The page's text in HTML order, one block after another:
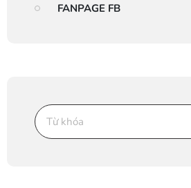
FANPAGE FB